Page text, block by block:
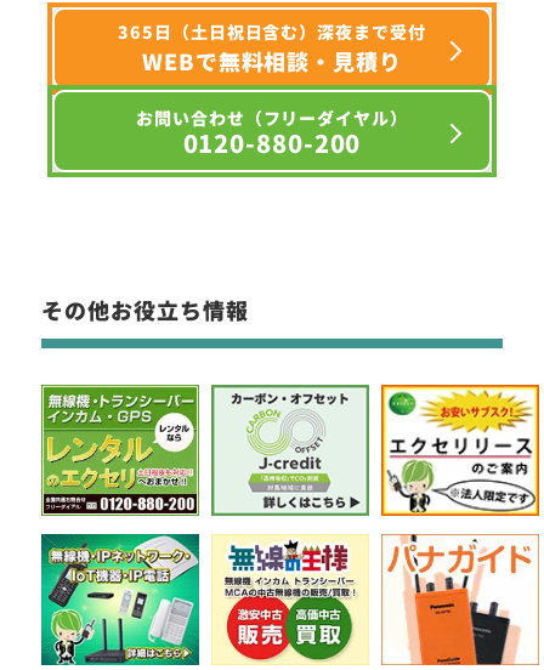
365日（土日祝日含む）深夜まで受付
WEBで無料相談・見積り
お問い合わせ（フリーダイヤル）
0120-880-200
その他お役立ち情報